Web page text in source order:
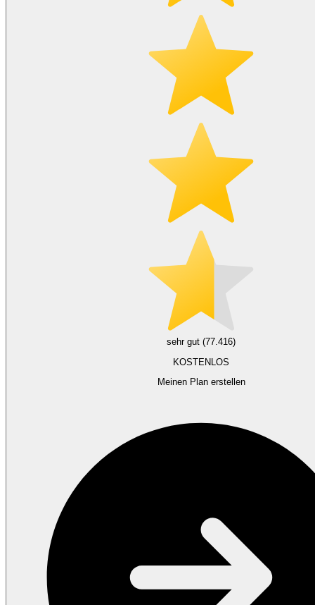
sehr gut (77.416)
KOSTENLOS
Meinen Plan erstellen